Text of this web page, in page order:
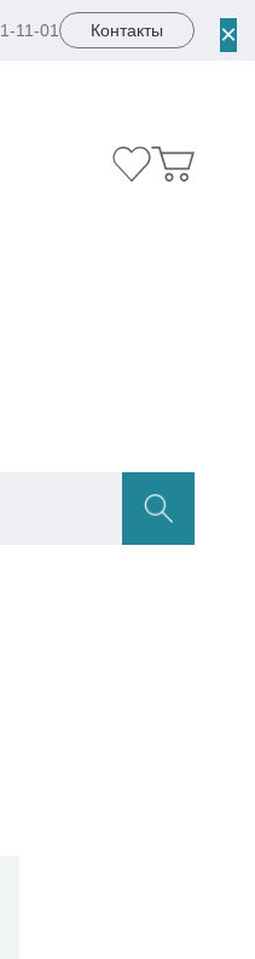
11-01 Контакты ×